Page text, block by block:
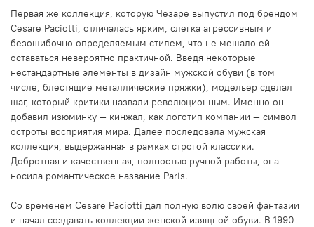
Первая же коллекция, которую Чезаре выпустил под брендом
Cesare Paciotti, отличалась ярким, слегка агрессивным и
безошибочно определяемым стилем, что не мешало ей
оставаться невероятно практичной. Введя некоторые
нестандартные элементы в дизайн мужской обуви (в том
числе, блестящие металлические пряжки), модельер сделал
шаг, который критики назвали революционным. Именно он
добавил изюминку — кинжал, как логотип компании — символ
остроты восприятия мира. Далее последовала мужская
коллекция, выдержанная в рамках строгой классики.
Добротная и качественная, полностью ручной работы, она
носила романтическое название Paris.
Со временем Cesare Paciotti дал полную волю своей фантазии
и начал создавать коллекции женской изящной обуви. В 1990